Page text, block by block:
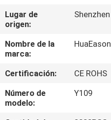
SOBRE
NOSOTROS
VIAJE
DE
LA
FÁBRICA
Lugar de
origen:
Shenzhen
Nombre de la
marca:
HuaEason
Certificación:
CE ROHS
Número de
modelo:
Y109